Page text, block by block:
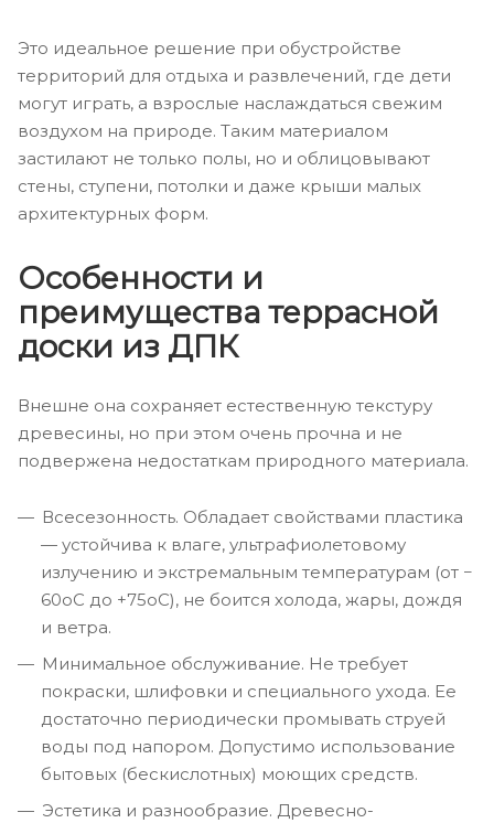
Это идеальное решение при обустройстве
территорий для отдыха и развлечений, где дети
могут играть, а взрослые наслаждаться свежим
воздухом на природе. Таким материалом
застилают не только полы, но и облицовывают
стены, ступени, потолки и даже крыши малых
архитектурных форм.
Особенности и
преимущества террасной
доски из ДПК
Внешне она сохраняет естественную текстуру
древесины, но при этом очень прочна и не
подвержена недостаткам природного материала.
Всесезонность. Обладает свойствами пластика
— устойчива к влаге, ультрафиолетовому
излучению и экстремальным температурам (от −
60оС до +75оС), не боится холода, жары, дождя
и ветра.
Минимальное обслуживание. Не требует
покраски, шлифовки и специального ухода. Ее
достаточно периодически промывать струей
воды под напором. Допустимо использование
бытовых (бескислотных) моющих средств.
Эстетика и разнообразие. Древесно-